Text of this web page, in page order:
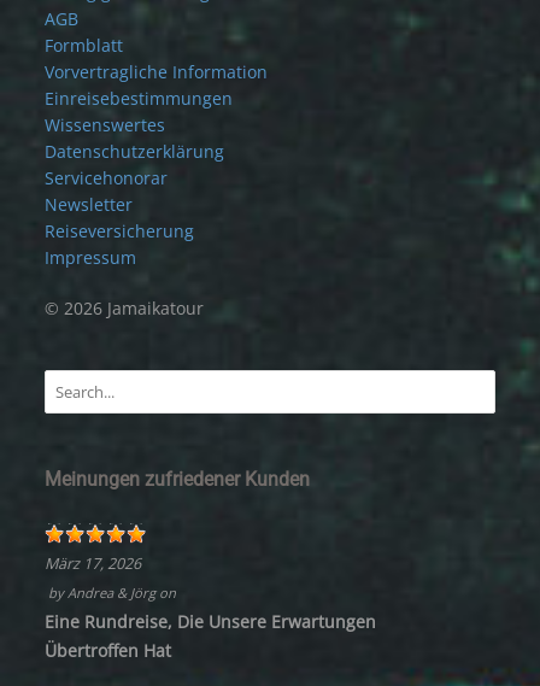
AGB
Formblatt
Vorvertragliche Information
Einreisebestimmungen
Wissenswertes
Datenschutzerklärung
Servicehonorar
Newsletter
Reiseversicherung
Impressum
© 2026 Jamaikatour
Meinungen zufriedener Kunden
März 17, 2026
byAndrea & Jörgon
Eine Rundreise, Die Unsere Erwartungen
Übertroffen Hat